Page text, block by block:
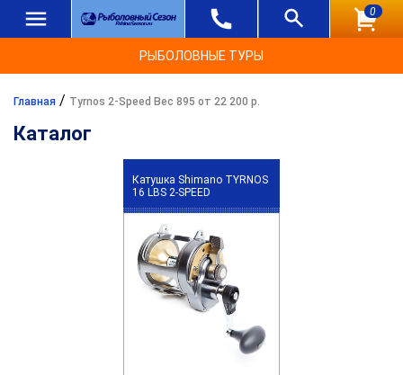
0
РЫБОЛОВНЫЕ ТУРЫ
Главная / Tyrnos 2-Speed Вес 895 от 22 200 р.
Каталог
Катушка Shimano TYRNOS
16 LBS 2-SPEED